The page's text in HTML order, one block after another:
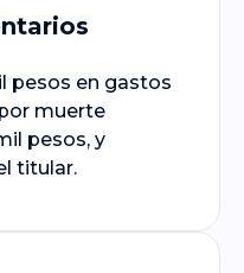
pesos en gastos
muerte
pesos, y
titular.